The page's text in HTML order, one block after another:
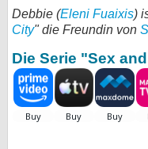
Debbie (Eleni Fuaixis)
City" die Freundin von
Die Serie "Sex